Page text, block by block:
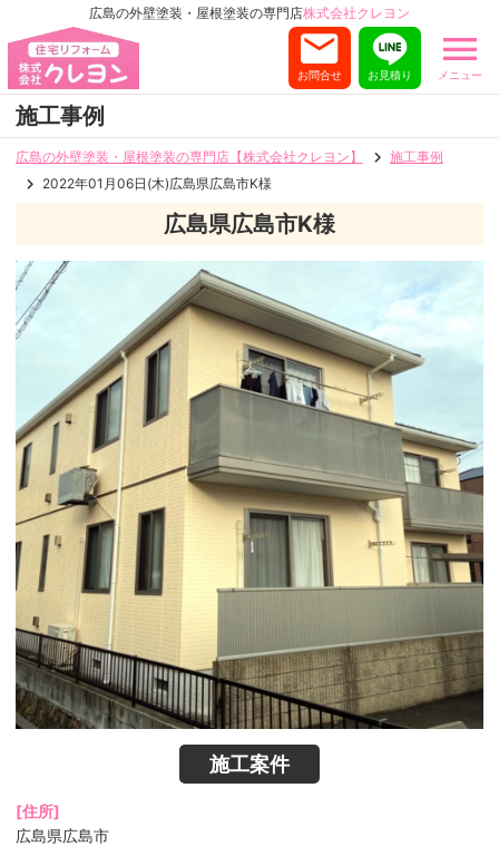
広島の外壁塗装・屋根塗装の専門店株式会社クレヨン
メニュー
お見積り
お問合せ
施工事例
広島の外壁塗装・屋根塗装の専門店【株式会社クレヨン】
施工事例
2022年01月06日(木)広島県広島市K様
広島県広島市K様
施工案件
[住所]
広島県広島市